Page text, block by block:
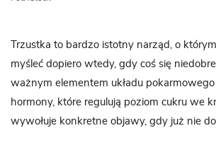
Trzustka to bardzo istotny narząd, o
myśleć dopiero wtedy, gdy coś się
ważnym elementem układu
hormony, które regulują poziom cukru we
wywołuje konkretne objawy, gdy już nie